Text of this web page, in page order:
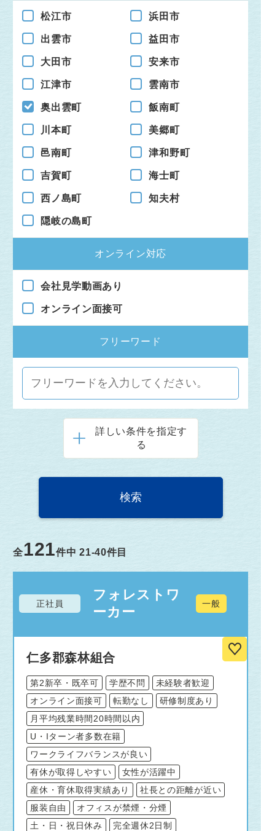
松江市 浜田市
出雲市 益田市
大田市 安来市
江津市 雲南市
奥出雲町 飯南町
川本町 美郷町
邑南町 津和野町
吉賀町 海士町
西ノ島町 知夫村
隠岐の島町
オンライン対応
会社見学動画あり
オンライン面接可
フリーワード
詳しい条件を指定す
る
全121件中21-40件目
正社員
フォレストワ
ーカー
一般
仁多郡森林組合
第2新卒・既卒可 学歴不問
未経験者歓迎
オンライン面接可
転勤なし
研修制度あり
月平均残業時間20時間以内
U・Iターン者多数在籍
ワークライフバランスが良い
有休が取得しやすい
女性が活躍中
産休・育休取得実績あり
社長との距離が近い
服装自由
オフィスが禁煙・分煙
土・日・祝日休み
完全週休2日制